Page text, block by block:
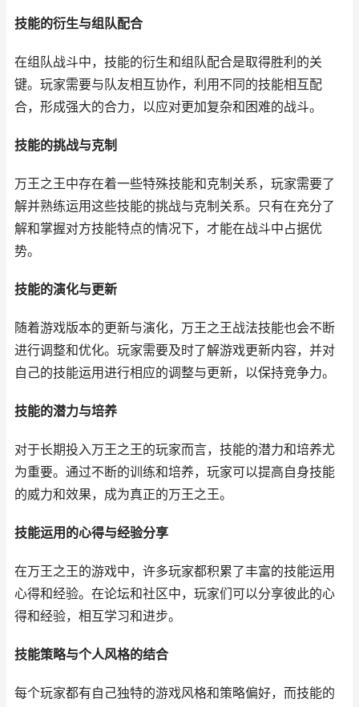
技能的衍生与组队配合
在组队战斗中，技能的衍生和组队配合是取得胜利的关
键。玩家需要与队友相互协作，利用不同的技能相互配
合，形成强大的合力，以应对更加复杂和困难的战斗。
技能的挑战与克制
万王之王中存在着一些特殊技能和克制关系，玩家需要了
解并熟练运用这些技能的挑战与克制关系。只有在充分了
解和掌握对方技能特点的情况下，才能在战斗中占据优
势。
技能的演化与更新
随着游戏版本的更新与演化，万王之王战法技能也会不断
进行调整和优化。玩家需要及时了解游戏更新内容，并对
自己的技能运用进行相应的调整与更新，以保持竞争力。
技能的潜力与培养
对于长期投入万王之王的玩家而言，技能的潜力和培养尤
为重要。通过不断的训练和培养，玩家可以提高自身技能
的威力和效果，成为真正的万王之王。
技能运用的心得与经验分享
在万王之王的游戏中，许多玩家都积累了丰富的技能运用
心得和经验。在论坛和社区中，玩家们可以分享彼此的心
得和经验，相互学习和进步。
技能策略与个人风格的结合
每个玩家都有自己独特的游戏风格和策略偏好，而技能的